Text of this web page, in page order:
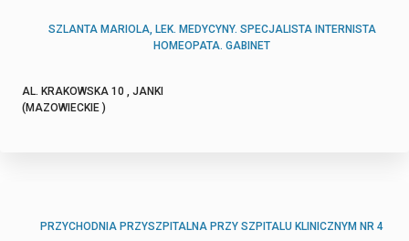
SZLANTA MARIOLA, LEK. MEDYCYNY. SPECJALISTA INTERNISTA
HOMEOPATA. GABINET
AL. KRAKOWSKA 10 , JANKI
(MAZOWIECKIE )
PRZYCHODNIA PRZYSZPITALNA PRZY SZPITALU KLINICZNYM NR 4